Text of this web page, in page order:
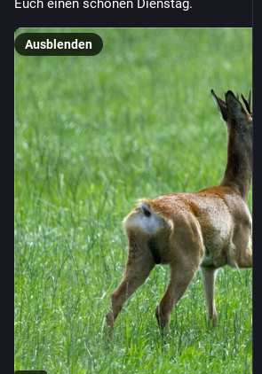
Euch einen schönen Dienstag.
Ausblenden